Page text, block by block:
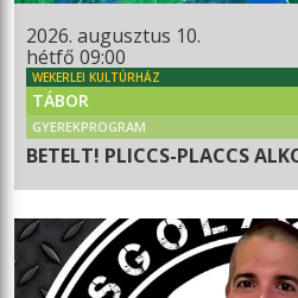
2026. augusztus 10.
hétfő 09:00
WEKERLEI KULTÚRHÁZ
TÁBOR
GYEREKPROGRAM
BETELT! PLICCS-PLACCS